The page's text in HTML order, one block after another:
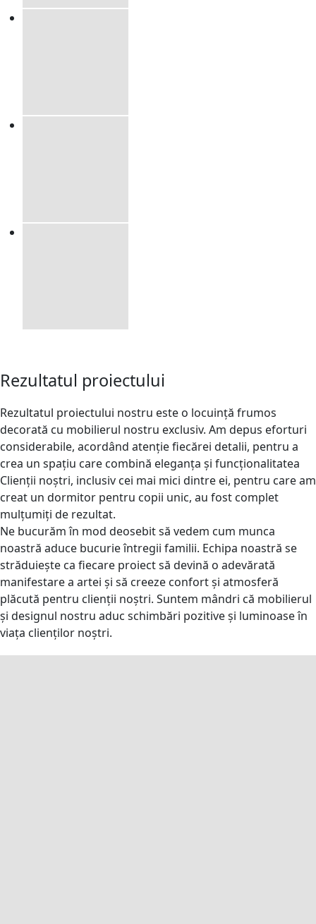
Rezultatul proiectului
Rezultatul proiectului nostru este o locuință frumos
decorată cu mobilierul nostru exclusiv. Am depus eforturi
considerabile, acordând atenție fiecărei detalii, pentru a
crea un spațiu care combină eleganța și funcționalitatea
Clienții noștri, inclusiv cei mai mici dintre ei, pentru care am
creat un dormitor pentru copii unic, au fost complet
mulțumiți de rezultat.
Ne bucurăm în mod deosebit să vedem cum munca
noastră aduce bucurie întregii familii. Echipa noastră se
străduiește ca fiecare proiect să devină o adevărată
manifestare a artei și să creeze confort și atmosferă
plăcută pentru clienții noștri. Suntem mândri că mobilierul
și designul nostru aduc schimbări pozitive și luminoase în
viața clienților noștri.